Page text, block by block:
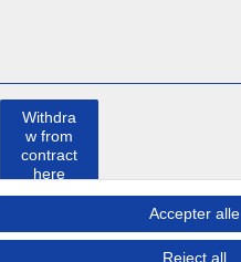
Accepter alle
Reject all
Withdra
w from
contract
here